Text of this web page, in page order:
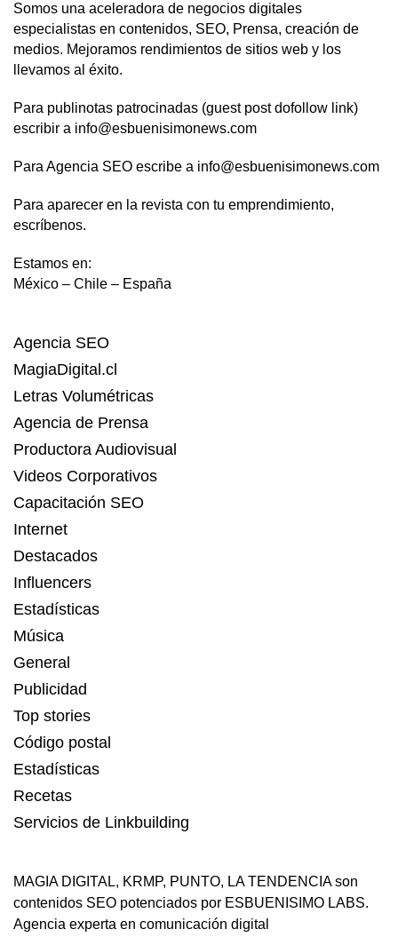
Somos una aceleradora de negocios digitales
especialistas en contenidos, SEO, Prensa, creación de
medios. Mejoramos rendimientos de sitios web y los
llevamos al éxito.
Para publinotas patrocinadas (guest post dofollow link)
escribir a info@esbuenisimonews.com
Para Agencia SEO escribe a info@esbuenisimonews.com
Para aparecer en la revista con tu emprendimiento,
escríbenos.
Estamos en:
México – Chile – España
Agencia SEO
MagiaDigital.cl
Letras Volumétricas
Agencia de Prensa
Productora Audiovisual
Videos Corporativos
Capacitación SEO
Internet
Destacados
Influencers
Estadísticas
Música
General
Publicidad
Top stories
Código postal
Estadísticas
Recetas
Servicios de Linkbuilding
MAGIA DIGITAL, KRMP, PUNTO, LA TENDENCIAson
contenidos SEO potenciados por ESBUENISIMO LABS.
Agencia experta en comunicación digital